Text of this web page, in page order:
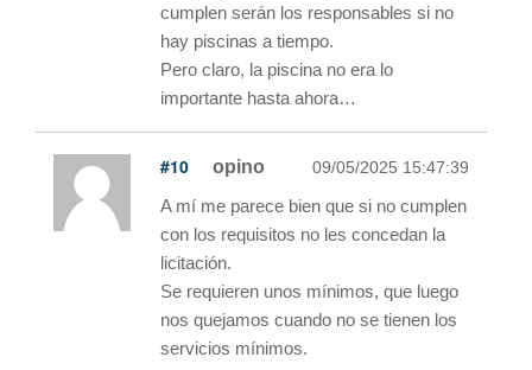
cumplen serán los responsables si no
hay piscinas a tiempo.
Pero claro, la piscina no era lo
importante hasta ahora…
#10 opino 09/05/2025 15:47:39
A mí me parece bien que si no cumplen
con los requisitos no les concedan la
licitación.
Se requieren unos mínimos, que luego
nos quejamos cuando no se tienen los
servicios mínimos.